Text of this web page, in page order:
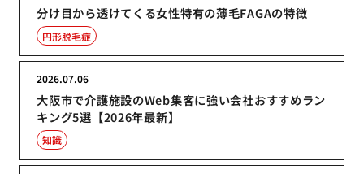
分け目から透けてくる女性特有の薄毛FAGAの特徴
円形脱毛症
大阪市で介護施設のWeb集客に強い会社おすすめラン
キング5選【2026年最新】
2026.07.06
知識